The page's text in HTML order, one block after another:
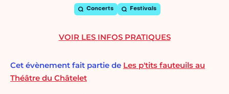
Concerts Festivals
Cet évènement fait partie de Les p'tits fauteuils au
Théâtre du Châtelet
VOIR LES INFOS PRATIQUES